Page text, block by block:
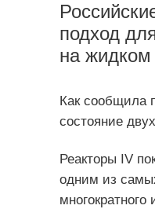
подход
на жидком
Как сообщила
состояние
Реакторы IV
одним из